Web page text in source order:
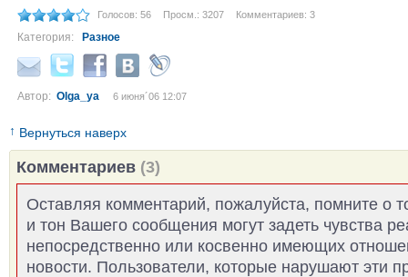
Голосов: 56 Просм.: 3207 Комментариев: 3
Категория: Разное
Автор: Olga_ya 6 июня´06 12:07
↑ Вернуться наверх
Комментариев (3)
Оставляя комментарий, пожалуйста, помните о
и тон Вашего сообщения могут задеть чувства
непосредственно или косвенно имеющих
новости. Пользователи, которые нарушают эти